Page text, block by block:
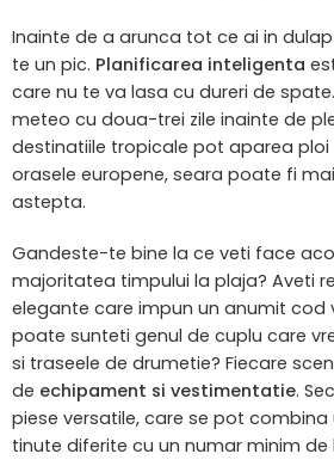
Inainte de a arunca tot ce ai in
te un pic. Planificarea inteligenta
care nu te va lasa cu dureri de
meteo cu doua-trei zile inainte de
destinatiile tropicale pot aparea ploi
orasele europene, seara poate fi
astepta.
Gandeste-te bine la ce veti face
majoritatea timpului la plaja? Aveti
elegante care impun un anumit cod
poate sunteti genul de cuplu care
si traseele de drumetie? Fiecare
de echipament si vestimentatie.
piese versatile, care se pot combina
tinute diferite cu un numar minim de